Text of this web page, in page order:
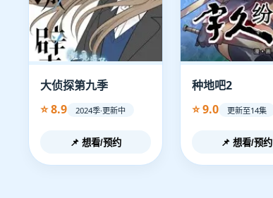
大侦探第九季
⭐ 8.9
2024季·更新中
📌 想看/预约
种地吧2
⭐ 9.0
更新至14集
📌 想看/预约